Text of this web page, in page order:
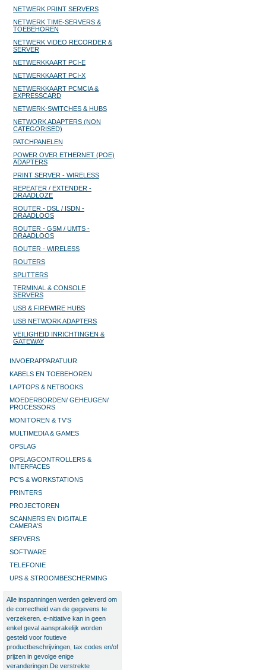
NETWERK PRINT SERVERS
NETWERK TIME-SERVERS &
TOEBEHOREN
NETWERK VIDEO RECORDER &
SERVER
NETWERKKAART PCI-E
NETWERKKAART PCI-X
NETWERKKAART PCMCIA &
EXPRESSCARD
NETWERK-SWITCHES & HUBS
NETWORK ADAPTERS (NON
CATEGORISED)
PATCHPANELEN
POWER OVER ETHERNET (POE)
ADAPTERS
PRINT SERVER - WIRELESS
REPEATER / EXTENDER -
DRAADLOZE
ROUTER - DSL / ISDN -
DRAADLOOS
ROUTER - GSM / UMTS -
DRAADLOOS
ROUTER - WIRELESS
ROUTERS
SPLITTERS
TERMINAL & CONSOLE
SERVERS
USB & FIREWIRE HUBS
USB NETWORK ADAPTERS
VEILIGHEID INRICHTINGEN &
GATEWAY
INVOERAPPARATUUR
KABELS EN TOEBEHOREN
LAPTOPS & NETBOOKS
MOEDERBORDEN/ GEHEUGEN/
PROCESSORS
MONITOREN & TV’S
MULTIMEDIA & GAMES
OPSLAG
OPSLAGCONTROLLERS &
INTERFACES
PC'S & WORKSTATIONS
PRINTERS
PROJECTOREN
SCANNERS EN DIGITALE
CAMERA'S
SERVERS
SOFTWARE
TELEFONIE
UPS & STROOMBESCHERMING
Alle inspanningen werden geleverd om
de correctheid van de gegevens te
verzekeren. e-nitiative kan in geen
enkel geval aansprakelijk worden
gesteld voor foutieve
productbeschrijvingen, tax codes en/of
prijzen in gevolge enige
veranderingen.De verstrekte